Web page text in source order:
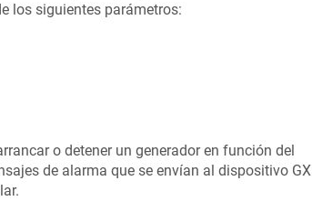
los siguientes parámetros:
o detener un generador en función del
de alarma que se envían al dispositivo